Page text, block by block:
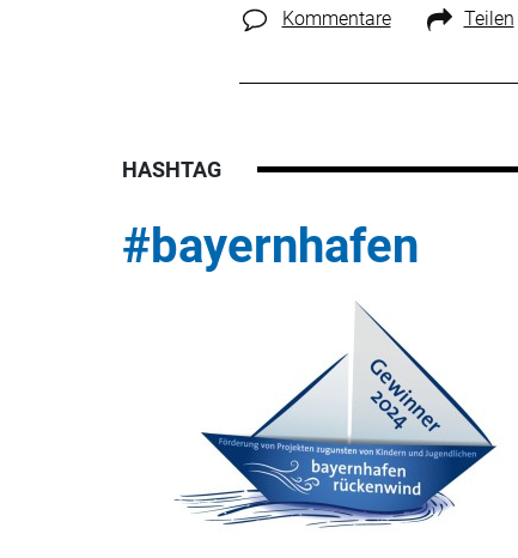
Kommentare Teilen
HASHTAG
#bayernhafen